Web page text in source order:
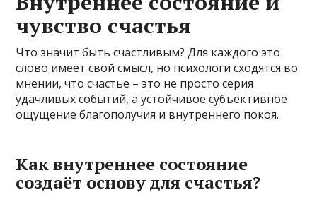
чувство счастья
Что значит быть счастливым? Для каждого это
слово имеет свой смысл, но психологи сходятся во
мнении, что счастье – это не просто серия
удачливых событий, а устойчивое субъективное
ощущение благополучия и внутреннего покоя.
Как внутреннее состояние
создаёт основу для счастья?